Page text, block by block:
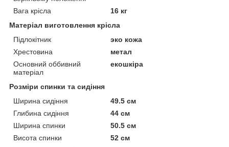
Вага крісла
16 кг
Матеріал виготовлення крісла
Підлокітник
эко кожа
Хрестовина
метал
Основний оббивний
матеріал
екошкіра
Розміри спинки та сидіння
Ширина сидіння
49.5 см
Глибина сидіння
44 см
Ширина спинки
50.5 см
Висота спинки
52 см